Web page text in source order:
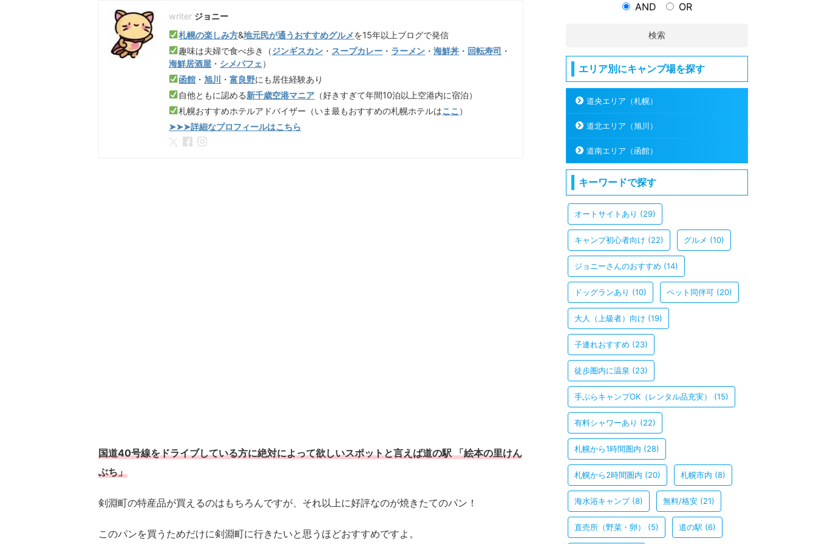
ジョニー
札幌の楽しみ方&地元民が通うおすすめグルメを15年以上ブログで発信
趣味は夫婦で食べ歩き（ジンギスカン ・ スープカレー ・ ラーメン ・海鮮丼 ・ 回転寿司 ・
海鮮居酒屋 ・ シメパフェ）
函館 ・旭川 ・富良野にも居住経験あり
自他ともに認める新千歳空港マニア （好きすぎて年間10泊以上空港内に宿泊）
札幌おすすめホテルアドバイザー（いま最もおすすめの札幌ホテルはここ ）
➤➤➤詳細なプロフィールはこちら
国道40号線をドライブしている方に絶対によって欲しいスポットと言えば道の駅 「絵本の里けん
ぶち」
剣淵町の特産品が買えるのはもちろんですが、それ以上に好評なのが焼きたてのパン！
このパンを買うためだけに剣淵町に行きたいと思うほどおすすめですよ。
AND OR
検索
エリア別にキャンプ場を探す
道央エリア（札幌）
道北エリア（旭川）
道南エリア（函館）
キーワードで探す
オートサイトあり (29)
キャンプ初心者向け (22) グルメ (10)
ジョニーさんのおすすめ (14)
ドッグランあり (10) ペット同伴可 (20)
大人（上級者）向け (19)
子連れおすすめ (23)
徒歩圏内に温泉 (23)
手ぶらキャンプOK（レンタル品充実） (15)
有料シャワーあり (22)
札幌から1時間圏内 (28)
札幌から2時間圏内 (20) 札幌市内 (8)
海水浴キャンプ(8) 無料/格安 (21)
直売所（野菜・卵） (5) 道の駅 (6)